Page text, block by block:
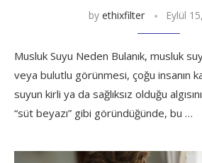
by ethixfilter Eylül
Musluk Suyu Neden Bulanık, musluk
veya bulutlu görünmesi, çoğu insanın
suyun kirli ya da sağlıksız olduğu
“süt beyazı” gibi göründüğünde, bu …